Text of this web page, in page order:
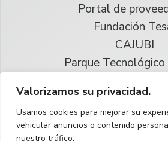
Valorizamos su privacidad.
Usamos cookies para mejorar su
vehicular anuncios o contenido
nuestro tráfico.
Portal de
Fundación
CAJUBI
Parque
Reservados todos